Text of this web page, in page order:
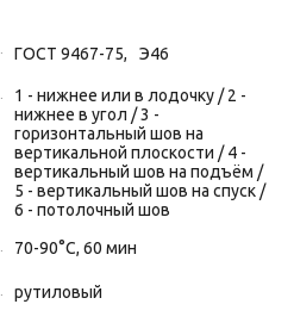
ГОСТ 9467-75, Э46
1 - нижнее или в лодочку / 2 -
нижнее в угол / 3 -
горизонтальный шов на
вертикальной плоскости / 4 -
вертикальный шов на подъём /
5 - вертикальный шов на спуск /
6 - потолочный шов
70-90°С, 60 мин
рутиловый